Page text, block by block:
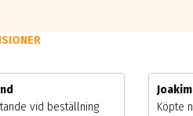
vid beställning
Köpte